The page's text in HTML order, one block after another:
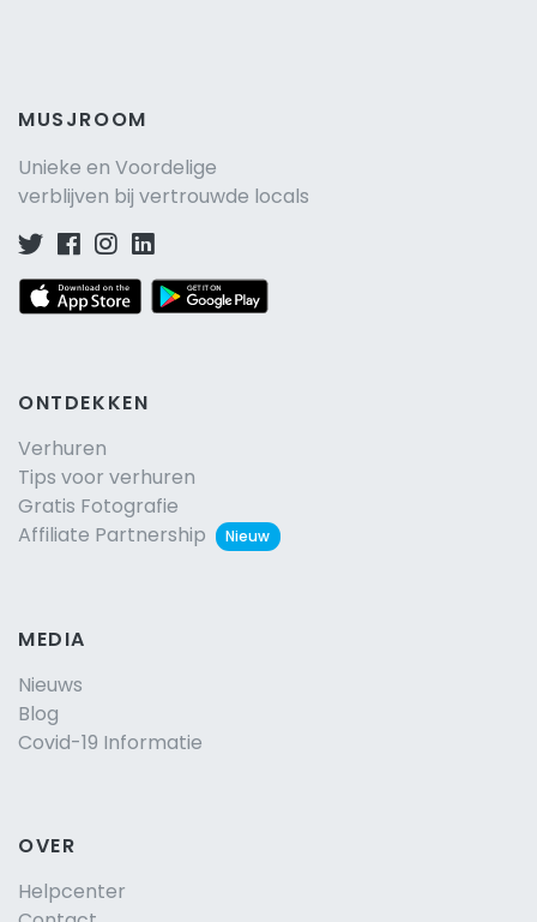
MUSJROOM
Unieke en Voordelige
verblijven bij vertrouwde locals
ONTDEKKEN
Verhuren
Tips voor verhuren
Gratis Fotografie
Affiliate Partnership
Nieuw
MEDIA
Nieuws
Blog
Covid-19 Informatie
OVER
Helpcenter